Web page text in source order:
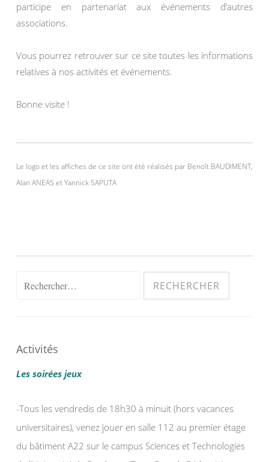
participe en partenariat aux événements d’autres
associations.
Vous pourrez retrouver sur ce site toutes les informations
relatives à nos activités et événements.
Bonne visite !
Le logo et les affiches de ce site ont été réalisés par Benoît BAUDIMENT,
Alan ANEAS et Yannick SAPUTA
Rechercher :
Activités
Les soirées jeux
-Tous les vendredis de 18h30 à minuit (hors vacances
universitaires), venez jouer en salle 112 au premier étage
du bâtiment A22 sur le campus Sciences et Technologies